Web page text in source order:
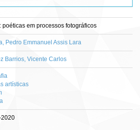
poéticas em processos fotográficos
Pedro Emmanuel Assis Lara
Barrios, Vicente Carlos
artísticas
2020